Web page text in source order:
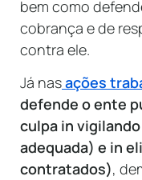
bem como
cobrança e de
contra ele.
Já nasações
defende o ente
culpa in
adequada) e in
contratados),